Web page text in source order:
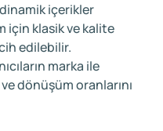
içerikler
için klasik ve kalite
edilebilir.
marka ile
dönüşüm oranlarını